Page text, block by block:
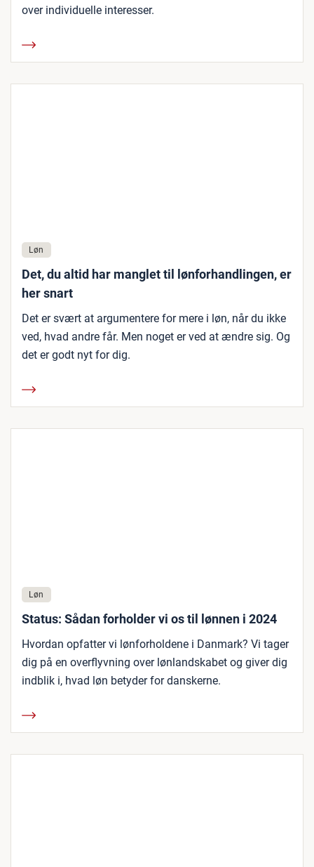
over individuelle interesser.
Løn
Det, du altid har manglet til lønforhandlingen, er
her snart
Det er svært at argumentere for mere i løn, når du ikke
ved, hvad andre får. Men noget er ved at ændre sig. Og
det er godt nyt for dig.
Løn
Status: Sådan forholder vi os til lønnen i 2024
Hvordan opfatter vi lønforholdene i Danmark? Vi tager
dig på en overflyvning over lønlandskabet og giver dig
indblik i, hvad løn betyder for danskerne.